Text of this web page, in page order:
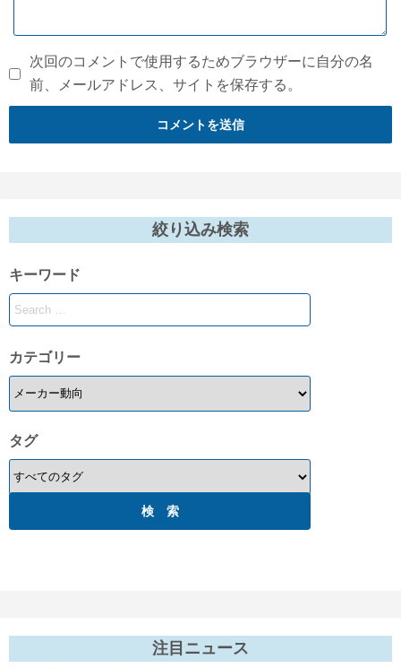
次回のコメントで使用するためブラウザーに自分の名
前、メールアドレス、サイトを保存する。
絞り込み検索
キーワード
カテゴリー
タグ
注目ニュース